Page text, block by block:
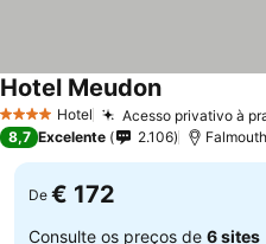
4 EstrelasHotel Acesso privativo à
Hotel Meudon
8,7 Excelente 2.106
De € 172
Consulte os preços de 6 sites